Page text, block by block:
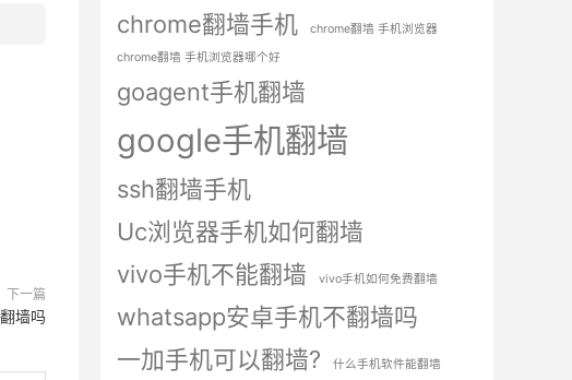
下一篇
墙吗
chrome翻墙手机
chrome翻墙 手机浏览器
chrome翻墙 手机浏览器哪个好
goagent手机翻墙
google手机翻墙
ssh翻墙手机
Uc浏览器手机如何翻墙
vivo手机不能翻墙
vivo手机如何免费翻墙
whatsapp安卓手机不翻墙吗
一加手机可以翻墙?
什么手机软件能翻墙